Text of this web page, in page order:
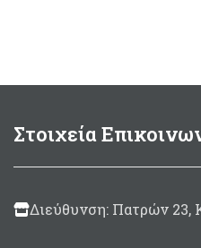
Made in Italy
Στοιχεία
Διεύθυνση: Πατρών 23,